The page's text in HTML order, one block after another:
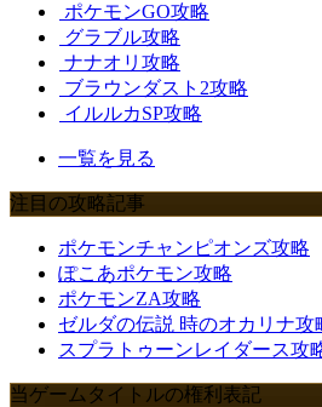
ポケモンGO攻略
グラブル攻略
ナナオリ攻略
ブラウンダスト2攻略
イルルカSP攻略
一覧を見る
注目の攻略記事
ポケモンチャンピオンズ攻略
ぽこあポケモン攻略
ポケモンZA攻略
ゼルダの伝説 時のオカリナ攻
スプラトゥーンレイダース攻
当ゲームタイトルの権利表記